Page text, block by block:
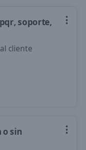
soporte,
cliente
o sin